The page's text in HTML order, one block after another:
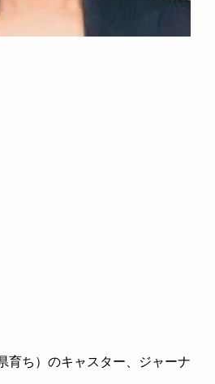
育ち）のキャスター、ジャーナ